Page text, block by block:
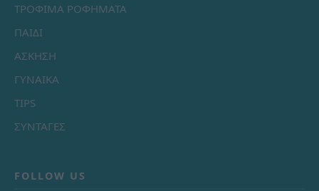
ΤΡΟΦΙΜΑ ΡΟΦΗΜΑΤΑ
ΠΑΙΔΙ
ΑΣΚΗΣΗ
ΓΥΝΑΙΚΑ
TIPS
ΣΥΝΤΑΓΕΣ
FOLLOW US